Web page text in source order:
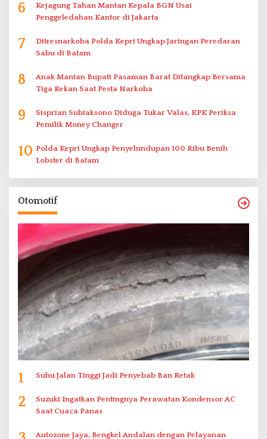
6
Kejagung Tahan Mantan Kepala BGN Usai
Penggeledahan Kantor di Jakarta
7
Ditresnarkoba Polda Kepri Ungkap Jaringan Peredaran
Sabu di Batam
8
Anak Mantan Bupati Pasaman Barat Ditangkap Bersama
Tiga Rekan Saat Pesta Narkoba
9
Sisprian Subiaksono Diduga Tukar Valas, KPK Periksa
Pemilik Money Changer
10 Polda Kepri Ungkap Penyelundupan 100 Ribu Benih
Lobster di Batam
Otomotif
1 Suhu Jalan Tinggi Jadi Penyebab Ban Retak
2
Suzuki Ingatkan Pentingnya Perawatan Kondensor AC
Saat Cuaca Panas
Autozone Jaya, Bengkel Andalan dengan Pelayanan